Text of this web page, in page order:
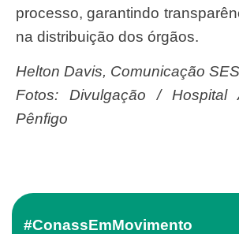
processo, garantindo
na distribuição dos órgãos.
Helton Davis, Comunicação SES
Fotos: Divulgação / Hospital
Pênfigo
#ConassEmMovimento